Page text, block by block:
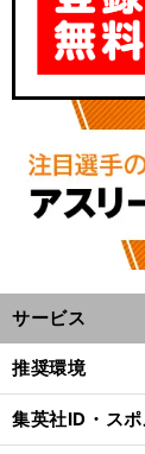
サービス
推奨環境
集英社ID・ス